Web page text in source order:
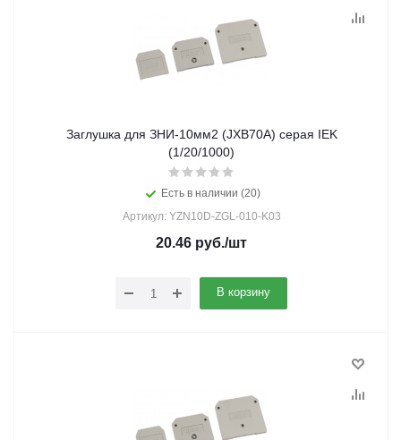
Заглушка для ЗНИ-10мм2 (JXB70A) серая IEK
(1/20/1000)
Есть в наличии (20)
Артикул: YZN10D-ZGL-010-K03
20.46 руб./шт
В корзину